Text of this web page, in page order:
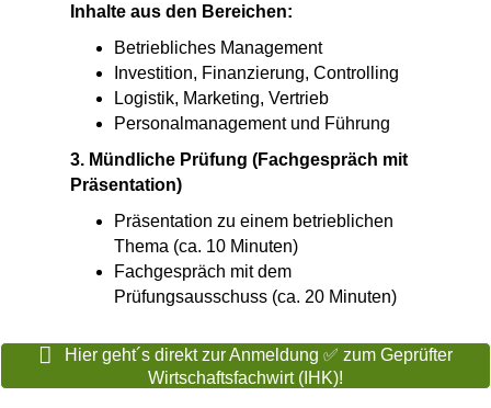
Inhalte aus den Bereichen:
Betriebliches Management
Investition, Finanzierung, Controlling
Logistik, Marketing, Vertrieb
Personalmanagement und Führung
3. Mündliche Prüfung (Fachgespräch mit
Präsentation)
Präsentation zu einem betrieblichen
Thema (ca. 10 Minuten)
Fachgespräch mit dem
Prüfungsausschuss (ca. 20 Minuten)
Hier geht´s direkt zur Anmeldung ✅ zum Geprüfter
Wirtschaftsfachwirt (IHK)!